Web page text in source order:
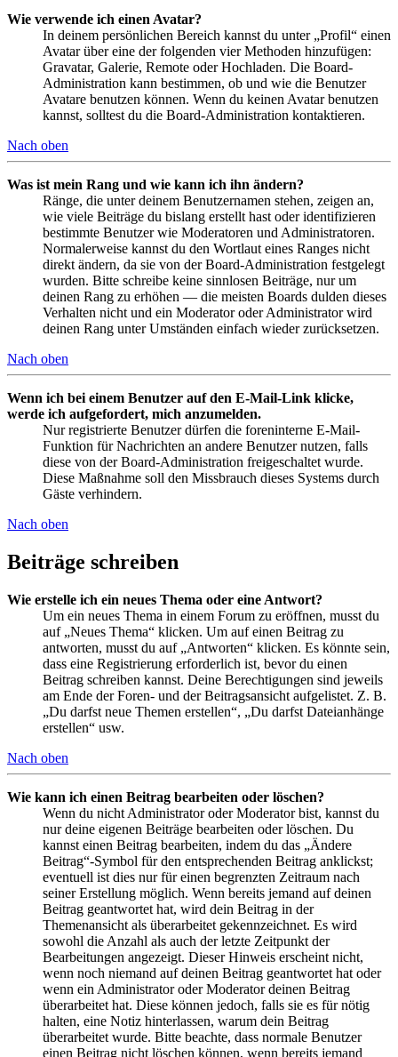
Wie verwende ich einen Avatar?
In deinem persönlichen Bereich kannst du unter „Profil“ einen
Avatar über eine der folgenden vier Methoden hinzufügen:
Gravatar, Galerie, Remote oder Hochladen. Die Board-
Administration kann bestimmen, ob und wie die Benutzer
Avatare benutzen können. Wenn du keinen Avatar benutzen
kannst, solltest du die Board-Administration kontaktieren.
Nach oben
Was ist mein Rang und wie kann ich ihn ändern?
Ränge, die unter deinem Benutzernamen stehen, zeigen an,
wie viele Beiträge du bislang erstellt hast oder identifizieren
bestimmte Benutzer wie Moderatoren und Administratoren.
Normalerweise kannst du den Wortlaut eines Ranges nicht
direkt ändern, da sie von der Board-Administration festgelegt
wurden. Bitte schreibe keine sinnlosen Beiträge, nur um
deinen Rang zu erhöhen — die meisten Boards dulden dieses
Verhalten nicht und ein Moderator oder Administrator wird
deinen Rang unter Umständen einfach wieder zurücksetzen.
Nach oben
Wenn ich bei einem Benutzer auf den E-Mail-Link klicke,
werde ich aufgefordert, mich anzumelden.
Nur registrierte Benutzer dürfen die foreninterne E-Mail-
Funktion für Nachrichten an andere Benutzer nutzen, falls
diese von der Board-Administration freigeschaltet wurde.
Diese Maßnahme soll den Missbrauch dieses Systems durch
Gäste verhindern.
Nach oben
Beiträge schreiben
Wie erstelle ich ein neues Thema oder eine Antwort?
Um ein neues Thema in einem Forum zu eröffnen, musst du
auf „Neues Thema“ klicken. Um auf einen Beitrag zu
antworten, musst du auf „Antworten“ klicken. Es könnte sein,
dass eine Registrierung erforderlich ist, bevor du einen
Beitrag schreiben kannst. Deine Berechtigungen sind jeweils
am Ende der Foren- und der Beitragsansicht aufgelistet. Z. B.
„Du darfst neue Themen erstellen“, „Du darfst Dateianhänge
erstellen“ usw.
Nach oben
Wie kann ich einen Beitrag bearbeiten oder löschen?
Wenn du nicht Administrator oder Moderator bist, kannst du
nur deine eigenen Beiträge bearbeiten oder löschen. Du
kannst einen Beitrag bearbeiten, indem du das „Ändere
Beitrag“-Symbol für den entsprechenden Beitrag anklickst;
eventuell ist dies nur für einen begrenzten Zeitraum nach
seiner Erstellung möglich. Wenn bereits jemand auf deinen
Beitrag geantwortet hat, wird dein Beitrag in der
Themenansicht als überarbeitet gekennzeichnet. Es wird
sowohl die Anzahl als auch der letzte Zeitpunkt der
Bearbeitungen angezeigt. Dieser Hinweis erscheint nicht,
wenn noch niemand auf deinen Beitrag geantwortet hat oder
wenn ein Administrator oder Moderator deinen Beitrag
überarbeitet hat. Diese können jedoch, falls sie es für nötig
halten, eine Notiz hinterlassen, warum dein Beitrag
überarbeitet wurde. Bitte beachte, dass normale Benutzer
einen Beitrag nicht löschen können, wenn bereits jemand